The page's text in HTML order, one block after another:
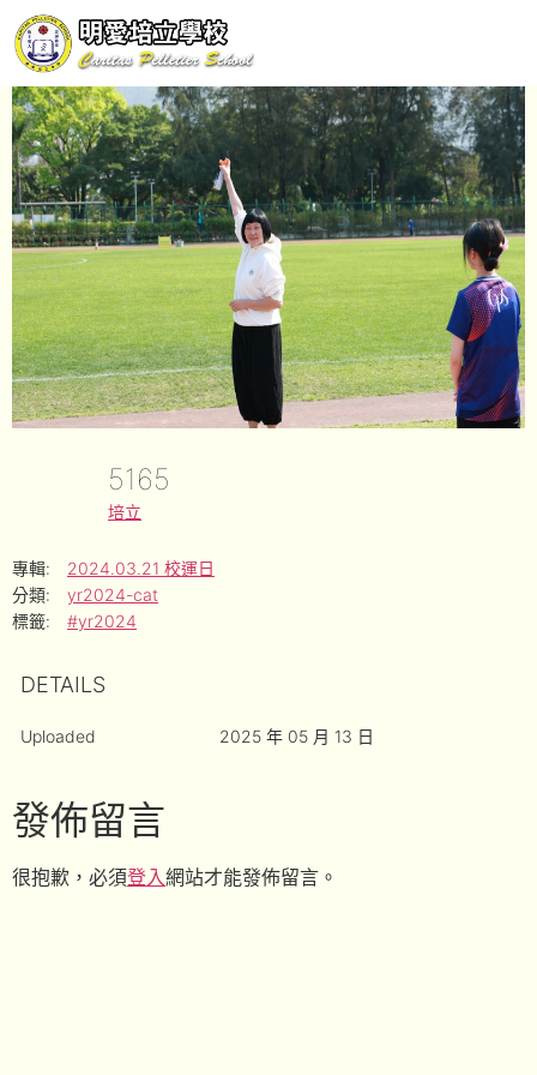
5165
培立
專輯:
2024.03.21 校運日
分類:
yr2024-cat
標籤:
#yr2024
DETAILS
Uploaded 2025 年 05 月 13 日
發佈留言
很抱歉，必須登入網站才能發佈留言。